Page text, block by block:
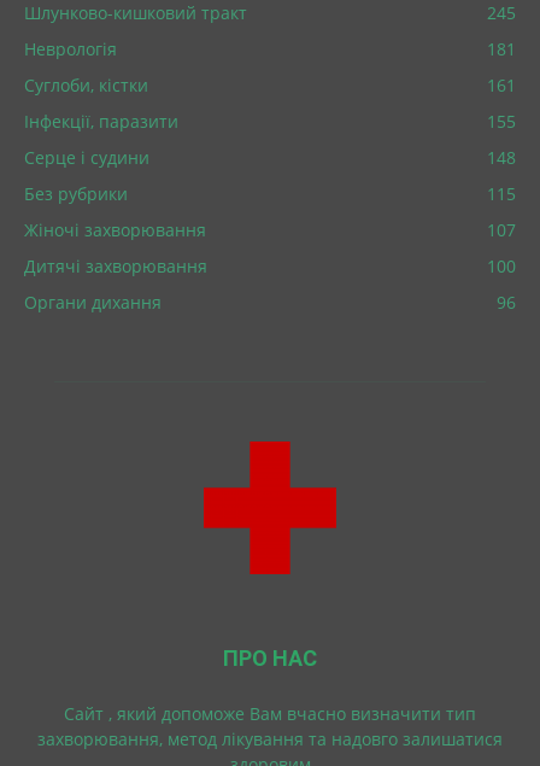
Шлунково-кишковий тракт
245
Неврологія
181
Суглоби, кістки
161
Інфекції, паразити
155
Серце і судини
148
Без рубрики
115
Жіночі захворювання
107
Дитячі захворювання
100
Органи дихання
96
ПРО НАС
Cайт , який допоможе Вам вчасно визначити тип
захворювання, метод лікування та надовго залишатися